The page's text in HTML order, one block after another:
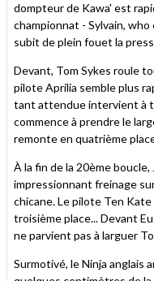
dompteur de Kawa' est
championnat - Sylvain,
subit de plein fouet la
Devant, Tom Sykes roule
pilote Aprilia semble plus
tant attendue intervient à
commence à prendre le
remonte en quatrième
À la fin de la 20ème
impressionnant freinage
chicane. Le pilote Ten
troisième place... Devant
ne parvient pas à larguer
Surmotivé, le Ninja anglais